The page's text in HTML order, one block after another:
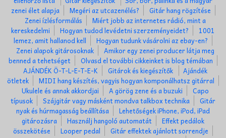
zenei élet alapja
Megéri az utcazenélés?
Gitár hang rögzítése
Zenei ízlésformálás
Miért jobb az internetes rádió, mint a
kereskedelmi
Hogyan tudod levédetni szerzeményeidet?
1001
lemez, amit hallanod kell
Hogyan tudunk vásárolni az ebay-en?
Zenei alapok gitárosoknak
Amikor egy zenei producer látja meg
benned a tehetséget
Olvasd el további cikkeinket is blog témában
AJÁNDÉK Ö-T-L-E-T-E-K
Gitárok és kiegészítők
Ajándék
ötletek
MIDI hang készítés, vagyis hogyan komponálhatsz gitárral
Ukulele és annak akkordjai
A görög zene és a buzuki
Capo
típusok
Szájgitár vagy másként mondva talkbox technika
Gitár
nyak és húrmagasság beállítása
Lehetőségek iPhone, iPod, iPad
gitározásra
Használj hangoló automatát
Effekt pedálok
összekötése
Looper pedal
Gitár effektek ajánlott sorrendje